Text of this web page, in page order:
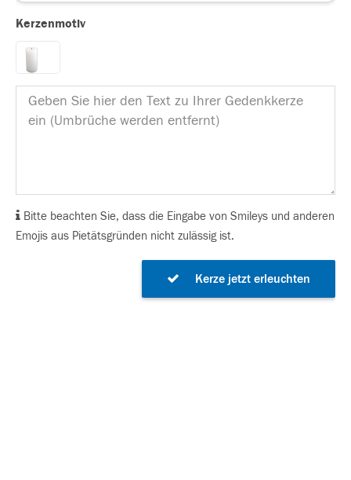
Kerzenmotiv
Bitte beachten Sie, dass die Eingabe von Smileys und anderen
Emojis aus Pietätsgründen nicht zulässig ist.
Kerze jetzt erleuchten